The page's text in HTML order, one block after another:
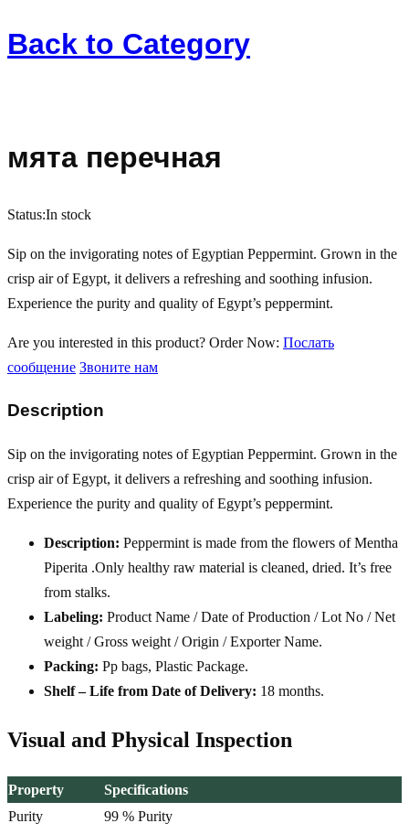
Back to Category
мята перечная
Status:In stock
Sip on the invigorating notes of Egyptian Peppermint. Grown in the
crisp air of Egypt, it delivers a refreshing and soothing infusion.
Experience the purity and quality of Egypt’s peppermint.
Are you interested in this product? Order Now: Послать
сообщение Звоните нам
Description
Sip on the invigorating notes of Egyptian Peppermint. Grown in the
crisp air of Egypt, it delivers a refreshing and soothing infusion.
Experience the purity and quality of Egypt’s peppermint.
Description: Peppermint is made from the flowers of Mentha
Piperita .Only healthy raw material is cleaned, dried. It’s free
from stalks.
Labeling: Product Name / Date of Production / Lot No / Net
weight / Gross weight / Origin / Exporter Name.
Packing: Pp bags, Plastic Package.
Shelf – Life from Date of Delivery: 18 months.
Visual and Physical Inspection
Property
Specifications
Purity
99 % Purity